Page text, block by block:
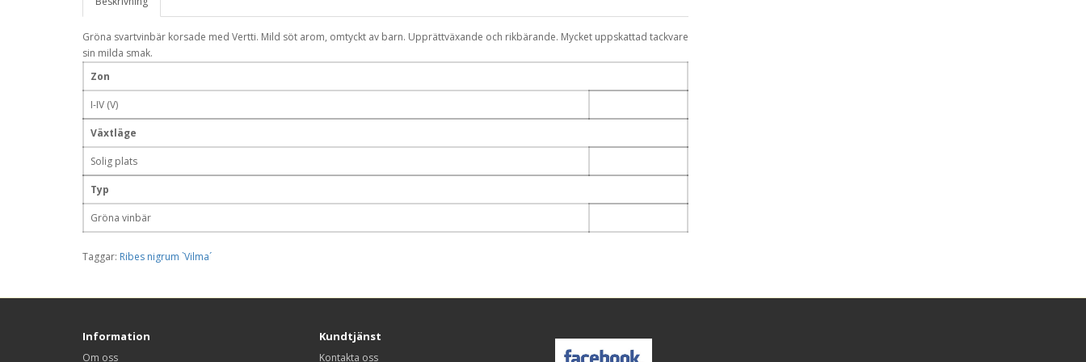
Gröna svartvinbär korsade med Vertti. Mild söt arom, omtyckt av barn. Upprättväxande och rikbärande. Mycket uppskattad tackvare
sin milda smak.
Zon
I-IV (V)
Växtläge
Solig plats
Typ
Gröna vinbär
Taggar: Ribes nigrum `Vilma´
Information
Om oss
Kundtjänst
Kontakta oss